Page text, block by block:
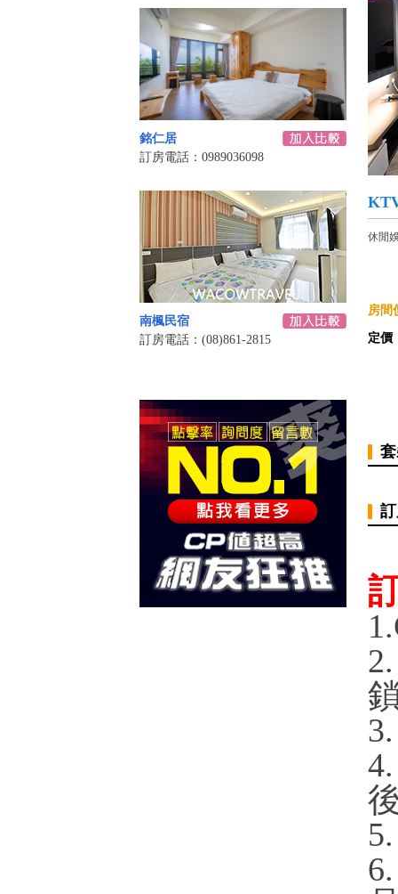
銘仁居
訂房電話：0989036098
南楓民宿
訂房電話：(08)861-2815
休閒
房間
定價